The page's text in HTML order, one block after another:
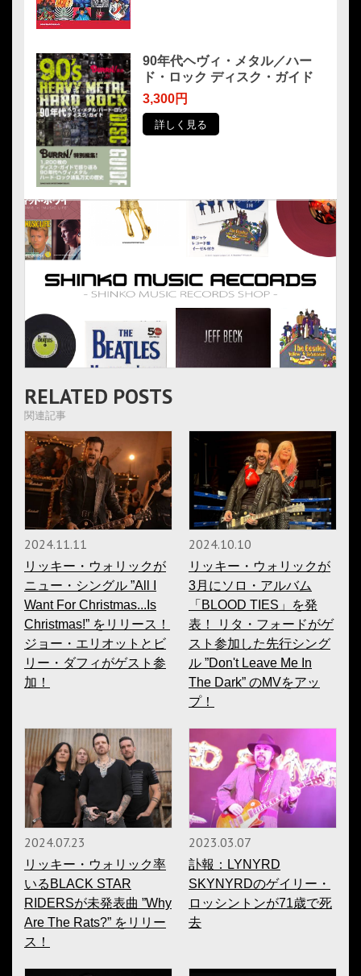
90年代ヘヴィ・メタル／ハー
ド・ロック ディスク・ガイド
3,300円
詳しく見る
RELATED POSTS
関連記事
2024.11.11
リッキー・ウォリックが
ニュー・シングル ”All I
Want For Christmas...Is
Christmas!” をリリース！
ジョー・エリオットとビ
リー・ダフィがゲスト参
加！
2024.10.10
リッキー・ウォリックが
3月にソロ・アルバム
「BLOOD TIES」を発
表！ リタ・フォードがゲ
スト参加した先行シング
ル ”Don't Leave Me In
The Dark” のMVをアッ
プ！
2024.07.23
リッキー・ウォリック率
いるBLACK STAR
RIDERSが未発表曲 ”Why
Are The Rats?” をリリー
ス！
2023.03.07
訃報：LYNYRD
SKYNYRDのゲイリー・
ロッシントンが71歳で死
去